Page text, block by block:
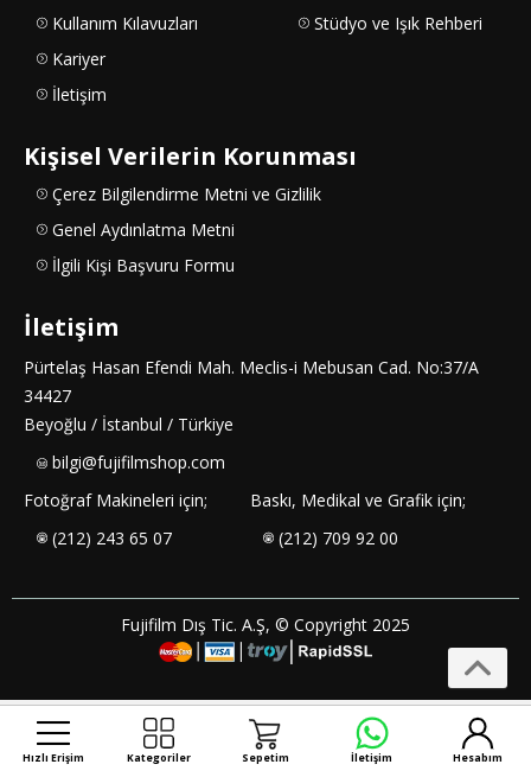
Kullanım Kılavuzları
Kariyer
İletişim
Stüdyo ve Işık Rehberi
Kişisel Verilerin Korunması
Çerez Bilgilendirme Metni ve Gizlilik
Genel Aydınlatma Metni
İlgili Kişi Başvuru Formu
İletişim
Pürtelaş Hasan Efendi Mah. Meclis-i Mebusan Cad. No:37/A
34427
Beyoğlu / İstanbul / Türkiye
bilgi@fujifilmshop.com
Fotoğraf Makineleri için;
(212) 243 65 07
Baskı, Medikal ve Grafik için;
(212) 709 92 00
Fujifilm Dış Tic. A.Ş, © Copyright 2025
Hızlı Erişim Kategoriler Sepetim İletişim Hesabım